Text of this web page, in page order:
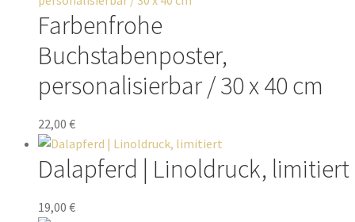
Farbenfrohe
Buchstabenposter,
personalisierbar / 30 x 40 cm
22,00 €
Dalapferd | Linoldruck, limitiert
19,00 €